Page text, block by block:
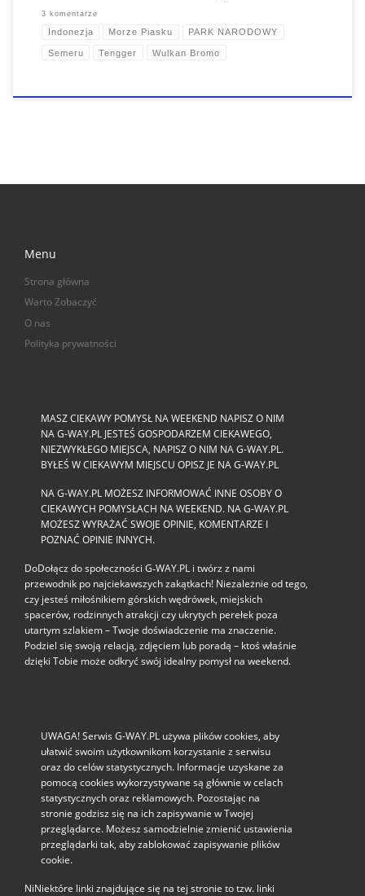
3 komentarze
Indonezja Morze Piasku PARK NARODOWY
Semeru Tengger Wulkan Bromo
Menu
Strona główna
Warto Zobaczyć
O nas
Polityka prywatności
MASZ CIEKAWY POMYSŁ NA WEEKEND NAPISZ O NIM
NA G-WAY.PL JESTEŚ GOSPODARZEM CIEKAWEGO,
NIEZWYKŁEGO MIEJSCA, NAPISZ O NIM NA G-WAY.PL.
BYŁEŚ W CIEKAWYM MIEJSCU OPISZ JE NA G-WAY.PL
NA G-WAY.PL MOŻESZ INFORMOWAĆ INNE OSOBY O
CIEKAWYCH POMYSŁACH NA WEEKEND. NA G-WAY.PL
MOŻESZ WYRAŻAĆ SWOJE OPINIE, KOMENTARZE I
POZNAĆ OPINIE INNYCH.
DoDołącz do społeczności G‑WAY.PL i twórz z nami
przewodnik po najciekawszych zakątkach! Niezależnie od tego,
czy jesteś miłośnikiem górskich wędrówek, miejskich
spacerów, rodzinnych atrakcji czy ukrytych perełek poza
utartym szlakiem – Twoje doświadczenie ma znaczenie.
Podziel się swoją relacją, zdjęciem lub poradą – ktoś właśnie
dzięki Tobie może odkryć swój idealny pomysł na weekend.
UWAGA! Serwis G-WAY.PL używa plików cookies, aby
ułatwić swoim użytkownikom korzystanie z serwisu
oraz do celów statystycznych. Informacje uzyskane za
pomocą cookies wykorzystywane są głównie w celach
statystycznych oraz reklamowych. Pozostając na
stronie godzisz się na ich zapisywanie w Twojej
przeglądarce. Możesz samodzielnie zmienić ustawienia
przeglądarki tak, aby zablokować zapisywanie plików
cookie.
NiNiektóre linki znajdujące się na tej stronie to tzw. linki